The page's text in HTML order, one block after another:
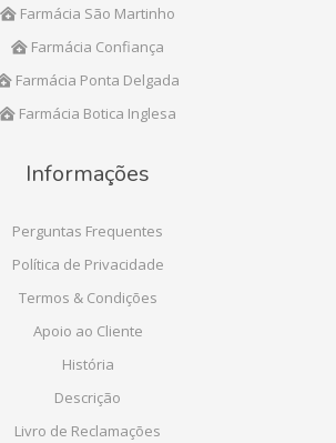
Farmácia São Martinho
Farmácia Confiança
Farmácia Ponta Delgada
Farmácia Botica Inglesa
Informações
Perguntas Frequentes
Política de Privacidade
Termos & Condições
Apoio ao Cliente
História
Descrição
Livro de Reclamações